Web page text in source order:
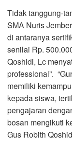
Tidak tanggung-
SMA Nuris
di antaranya
senilai Rp.
Qoshidi, Lc
professional”.
memiliki
kepada siswa,
pengajaran
bosan mengikuti
Gus Robith